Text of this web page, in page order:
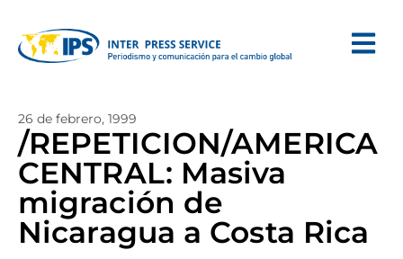
26 de febrero, 1999
/REPETICION/AMERICA
CENTRAL: Masiva
migración de
Nicaragua a Costa Rica